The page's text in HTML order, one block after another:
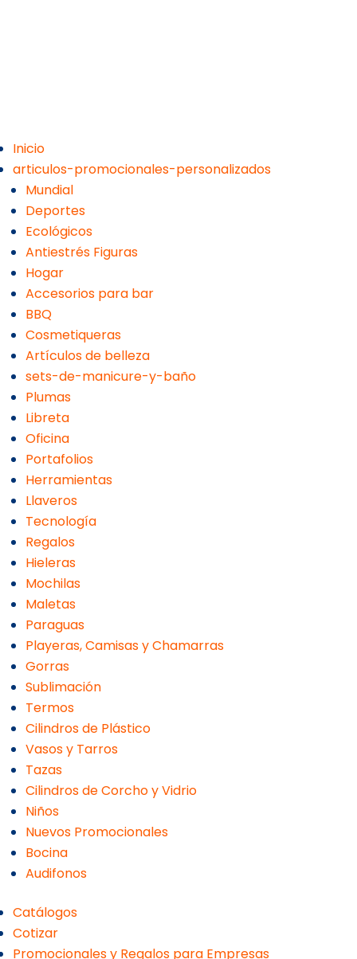
Inicio
articulos-promocionales-personalizados
Mundial
Deportes
Ecológicos
Antiestrés Figuras
Hogar
Accesorios para bar
BBQ
Cosmetiqueras
Artículos de belleza
sets-de-manicure-y-baño
Plumas
Libreta
Oficina
Portafolios
Herramientas
Llaveros
Tecnología
Regalos
Hieleras
Mochilas
Maletas
Paraguas
Playeras, Camisas y Chamarras
Gorras
Sublimación
Termos
Cilindros de Plástico
Vasos y Tarros
Tazas
Cilindros de Corcho y Vidrio
Niños
Nuevos Promocionales
Bocina
Audifonos
Catálogos
Cotizar
Promocionales y Regalos para Empresas